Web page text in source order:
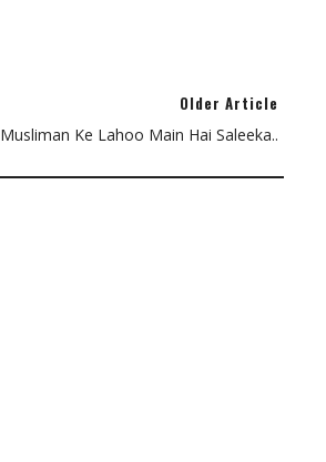
Older Article
Musliman Ke Lahoo Main Hai Saleeka..